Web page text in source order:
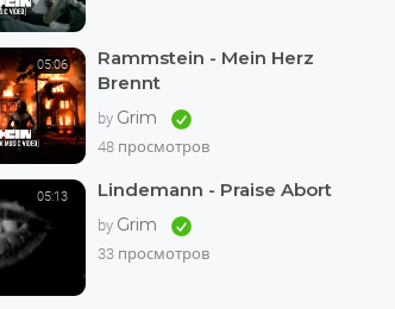
05:06
Rammstein - Mein Herz
Brennt
by Grim
48 просмотров
05:13 Lindemann - Praise Abort
by Grim
33 просмотров